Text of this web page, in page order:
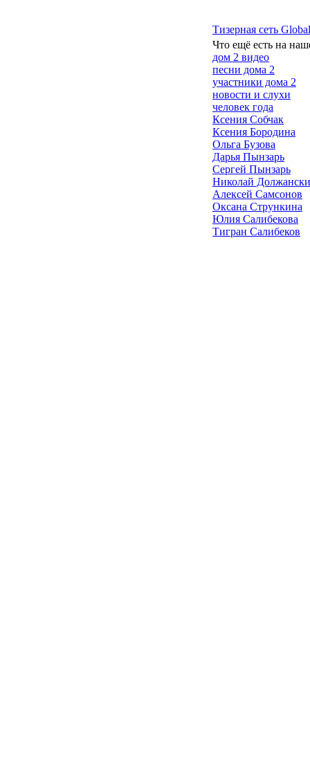
Тизерная сеть
Что ещё есть на
дом 2 видео
песни дома 2
участники дома 2
новости и слухи
человек года
Ксения Собчак
Ксения Бородина
Ольга Бузова
Дарья Пынзарь
Сергей Пынзарь
Николай
Алексей Самсонов
Оксана Стрункина
Юлия Салибекова
Тигран Салибеков